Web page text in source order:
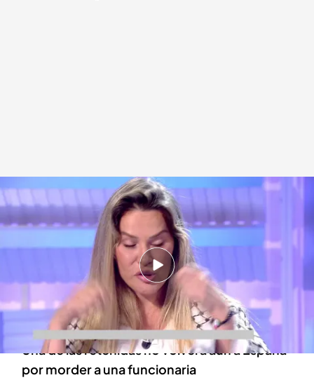
Una imagen de la influencer de la flotilla de Gaza, Hanan Alcalde.
Redacción digital Noticias Cuatro
06 OCT 2025 - 17:21h.
Hanan Alcalde narra las horas retenidos en
Israel: "Nosotros estuvimos 48 horas sin
comer, 36 horas sin agua, sin medicinas"
Una de las retenidas no volverá aún a España
por morder a una funcionaria